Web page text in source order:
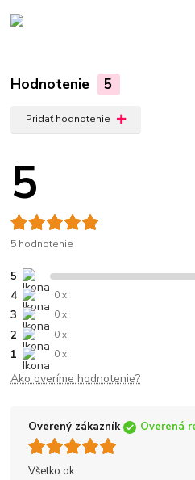
Hodnotenie 5
Pridať hodnotenie
5
5 hodnotenie
5
4 0 x
3 0 x
2 0 x
1 0 x
Ako overíme hodnotenie?
Overený zákazník Overená
Všetko ok